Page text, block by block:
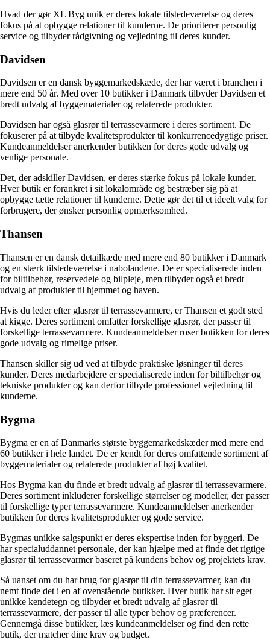
Hvad der gør XL Byg unik er deres lokale tilstedeværelse og deres
fokus på at opbygge relationer til kunderne. De prioriterer personlig
service og tilbyder rådgivning og vejledning til deres kunder.
Davidsen
Davidsen er en dansk byggemarkedskæde, der har været i branchen i
mere end 50 år. Med over 10 butikker i Danmark tilbyder Davidsen et
bredt udvalg af byggematerialer og relaterede produkter.
Davidsen har også glasrør til terrassevarmere i deres sortiment. De
fokuserer på at tilbyde kvalitetsprodukter til konkurrencedygtige priser.
Kundeanmeldelser anerkender butikken for deres gode udvalg og
venlige personale.
Det, der adskiller Davidsen, er deres stærke fokus på lokale kunder.
Hver butik er forankret i sit lokalområde og bestræber sig på at
opbygge tætte relationer til kunderne. Dette gør det til et ideelt valg for
forbrugere, der ønsker personlig opmærksomhed.
Thansen
Thansen er en dansk detailkæde med mere end 80 butikker i Danmark
og en stærk tilstedeværelse i nabolandene. De er specialiserede inden
for biltilbehør, reservedele og bilpleje, men tilbyder også et bredt
udvalg af produkter til hjemmet og haven.
Hvis du leder efter glasrør til terrassevarmere, er Thansen et godt sted
at kigge. Deres sortiment omfatter forskellige glasrør, der passer til
forskellige terrassevarmere. Kundeanmeldelser roser butikken for deres
gode udvalg og rimelige priser.
Thansen skiller sig ud ved at tilbyde praktiske løsninger til deres
kunder. Deres medarbejdere er specialiserede inden for biltilbehør og
tekniske produkter og kan derfor tilbyde professionel vejledning til
kunderne.
Bygma
Bygma er en af Danmarks største byggemarkedskæder med mere end
60 butikker i hele landet. De er kendt for deres omfattende sortiment af
byggematerialer og relaterede produkter af høj kvalitet.
Hos Bygma kan du finde et bredt udvalg af glasrør til terrassevarmere.
Deres sortiment inkluderer forskellige størrelser og modeller, der passer
til forskellige typer terrassevarmere. Kundeanmeldelser anerkender
butikken for deres kvalitetsprodukter og gode service.
Bygmas unikke salgspunkt er deres ekspertise inden for byggeri. De
har specialuddannet personale, der kan hjælpe med at finde det rigtige
glasrør til terrassevarmer baseret på kundens behov og projektets krav.
Så uanset om du har brug for glasrør til din terrassevarmer, kan du
nemt finde det i en af ovenstående butikker. Hver butik har sit eget
unikke kendetegn og tilbyder et bredt udvalg af glasrør til
terrassevarmere, der passer til alle typer behov og præferencer.
Gennemgå disse butikker, læs kundeanmeldelser og find den rette
butik, der matcher dine krav og budget.